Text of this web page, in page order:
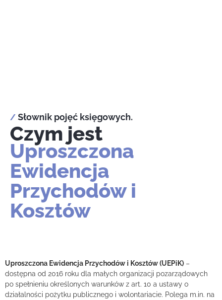
/ Słownik pojęć księgowych.
Czym jest
Uproszczona
Ewidencja
Przychodów i
Kosztów
Uproszczona Ewidencja Przychodów i Kosztów (UEPiK) –
dostępna od 2016 roku dla małych organizacji pozarządowych
po spełnieniu określonych warunków z art. 10 a ustawy o
działalności pożytku publicznego i wolontariacie. Polega m.in. na